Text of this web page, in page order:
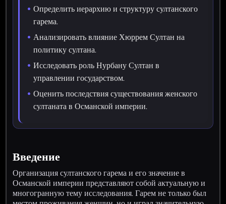
Определить иерархию и структуру султанского
гарема.
Анализировать влияние Хюррем Султан на
политику султана.
Исследовать роль Нурбану Султан в
управлении государством.
Оценить последствия существования женского
султаната в Османской империи.
Введение
Организация султанского гарема и его значение в
Османской империи представляют собой актуальную и
многогранную тему исследования. Гарем не только был